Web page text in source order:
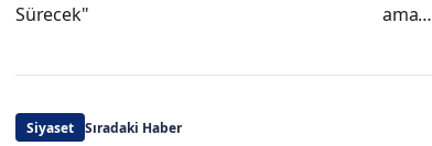
Sürecek"
ama…
Siyaset Sıradaki Haber